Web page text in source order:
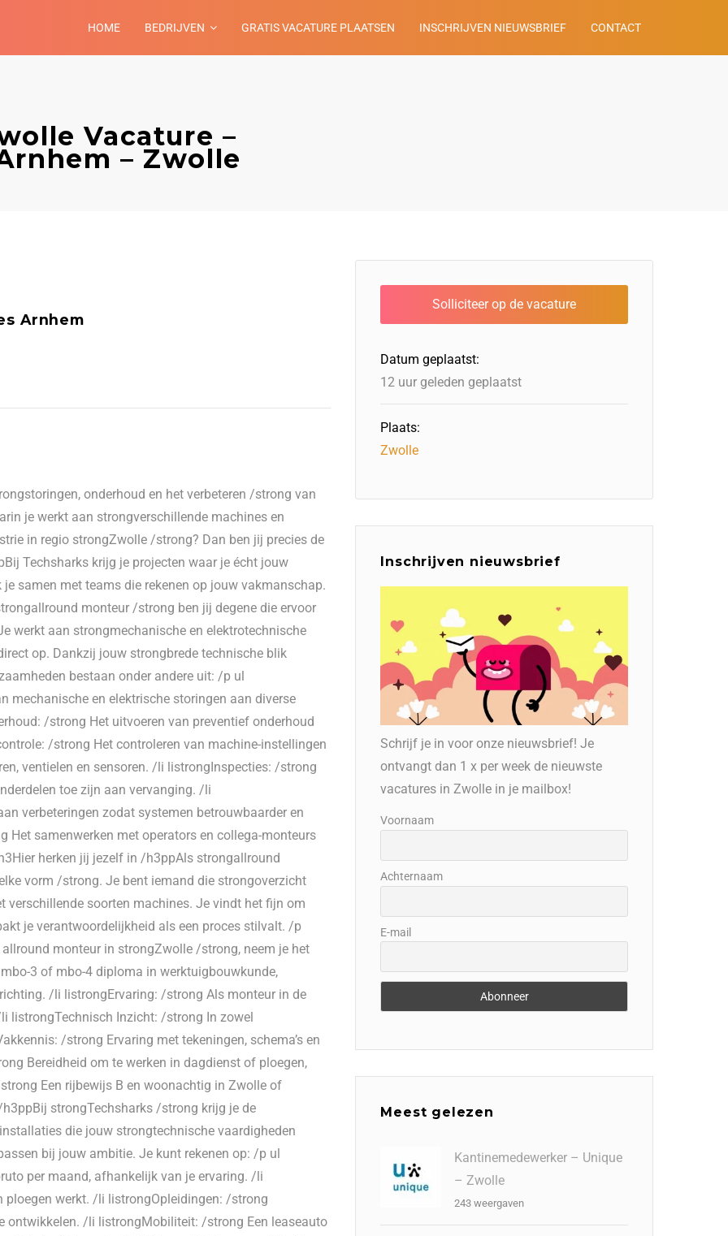
HOME BEDRIJVEN GRATIS VACATURE PLAATSEN INSCHRIJVEN NIEUWSBRIEF CONTACT
Vacature –
– Zwolle
Arnhem
onderhoud en het verbeteren /strong van
je werkt aan strongverschillende machines en
in regio strongZwolle /strong? Dan ben jij precies de
Techsharks krijg je projecten waar je écht jouw
samen met teams die rekenen op jouw vakmanschap.
monteur /strong ben jij degene die ervoor
werkt aan strongmechanische en elektrotechnische
op. Dankzij jouw strongbrede technische blik
bestaan onder andere uit: /p ul
en elektrische storingen aan diverse
/strong Het uitvoeren van preventief onderhoud
/strong Het controleren van machine-instellingen
ventielen en sensoren. /li listrongInspecties: /strong
toe zijn aan vervanging. /li
verbeteringen zodat systemen betrouwbaarder en
samenwerken met operators en collega-monteurs
herken jij jezelf in /h3ppAls strongallround
vorm /strong. Je bent iemand die strongoverzicht
verschillende soorten machines. Je vindt het fijn om
je verantwoordelijkheid als een proces stilvalt. /p
monteur in strongZwolle /strong, neem je het
3 of mbo-4 diploma in werktuigbouwkunde,
/li listrongErvaring: /strong Als monteur in de
listrongTechnisch Inzicht: /strong In zowel
/strong Ervaring met tekeningen, schema’s en
Bereidheid om te werken in dagdienst of ploegen,
Een rijbewijs B en woonachtig in Zwolle of
strongTechsharks /strong krijg je de
die jouw strongtechnische vaardigheden
bij jouw ambitie. Je kunt rekenen op: /p ul
per maand, afhankelijk van je ervaring. /li
ploegen werkt. /li listrongOpleidingen: /strong
ontwikkelen. /li listrongMobiliteit: /strong Een leaseauto
Datum geplaatst:
12 uur geleden geplaatst
Plaats:
Zwolle
Inschrijven nieuwsbrief
Schrijf je in voor onze nieuwsbrief! Je
ontvangt dan 1 x per week de nieuwste
vacatures in Zwolle in je mailbox!
Voornaam
Achternaam
E-mail
Meest gelezen
Kantinemedewerker – Unique
– Zwolle
243 weergaven